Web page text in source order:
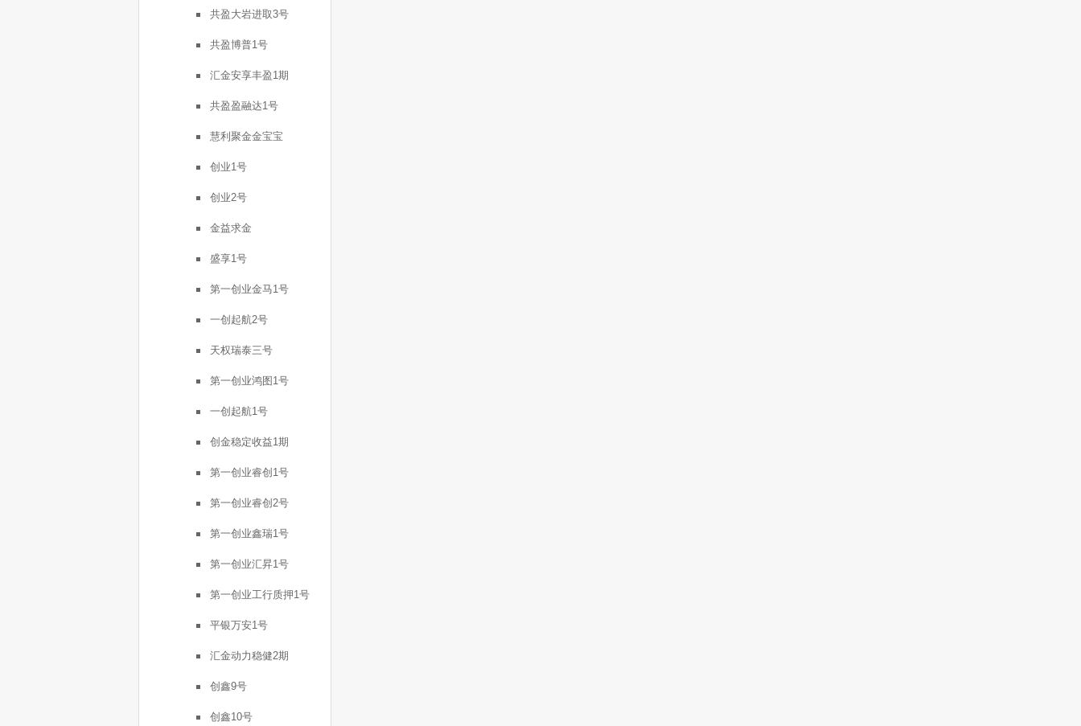
共盈大岩进取3号
共盈博普1号
汇金安享丰盈1期
共盈盈融达1号
慧利聚金金宝宝
创业1号
创业2号
金益求金
盛享1号
第一创业金马1号
一创起航2号
天权瑞泰三号
第一创业鸿图1号
一创起航1号
创金稳定收益1期
第一创业睿创1号
第一创业睿创2号
第一创业鑫瑞1号
第一创业汇昇1号
第一创业工行质押1号
平银万安1号
汇金动力稳健2期
创鑫9号
创鑫10号